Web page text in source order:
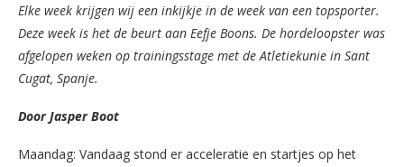
Elke week krijgen wij een inkijkje in de week van een topsporter.
Deze week is het de beurt aan Eefje Boons. De hordeloopster was
afgelopen weken op trainingsstage met de Atletiekunie in Sant
Cugat, Spanje.
Door Jasper Boot
Maandag: Vandaag stond er acceleratie en startjes op het